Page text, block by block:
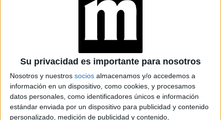
Su privacidad es importante para nosotros
Nosotros y nuestros socios almacenamos y/o accedemos a
información en un dispositivo, como cookies, y procesamos
datos personales, como identificadores únicos e información
estándar enviada por un dispositivo para publicidad y contenido
personalizado, medición de publicidad y contenido,
TAMBIÉN TE PUEDE INTERESAR
JEANS Y REMERA
PARA CUALQUIER
OCASIÓN
EL ESTILO DE
JULIANA AWADA
PARA DECORAR UN
ALMUERZO AL AIRE